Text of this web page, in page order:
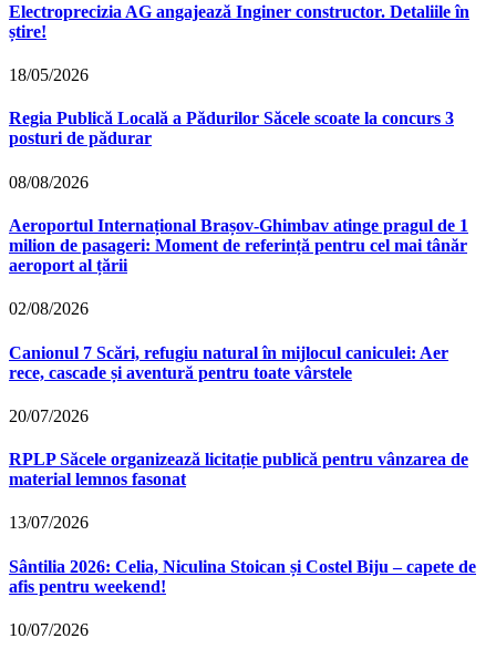
Electroprecizia AG angajează Inginer constructor. Detaliile în
știre!
18/05/2026
Regia Publică Locală a Pădurilor Săcele scoate la concurs 3
posturi de pădurar
08/08/2026
Aeroportul Internațional Brașov‑Ghimbav atinge pragul de 1
milion de pasageri: Moment de referință pentru cel mai tânăr
aeroport al țării
02/08/2026
Canionul 7 Scări, refugiu natural în mijlocul caniculei: Aer
rece, cascade și aventură pentru toate vârstele
20/07/2026
RPLP Săcele organizează licitație publică pentru vânzarea de
material lemnos fasonat
13/07/2026
Sântilia 2026: Celia, Niculina Stoican și Costel Biju – capete de
afis pentru weekend!
10/07/2026